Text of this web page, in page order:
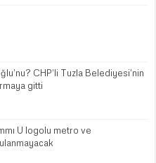
CHP’li Tuzla Belediyesi’nin
gitti
U logolu metro ve